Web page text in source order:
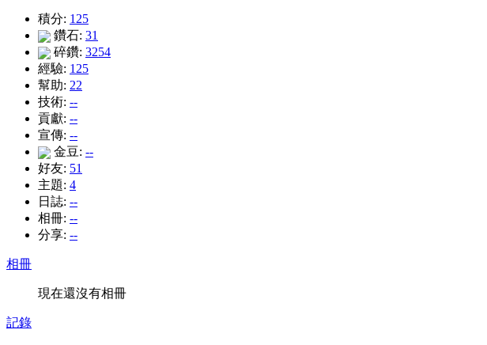
積分: 125
鑽石: 31
碎鑽: 3254
經驗: 125
幫助: 22
技術: --
貢獻: --
宣傳: --
金豆: --
好友: 51
主題: 4
日誌: --
相冊: --
分享: --
相冊
現在還沒有相冊
記錄